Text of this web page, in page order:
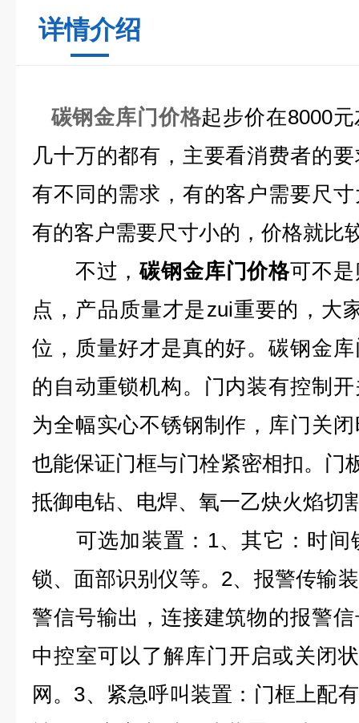
详情介绍
碳钢金库门价格起步价在8000
几十万的都有，主要看消费者的
有不同的需求，有的客户需要尺
有的客户需要尺寸小的，价格就比
不过，碳钢金库门价格可不
点，产品质量才是zui重要的，大
位，质量好才是真的好。碳钢金
的自动重锁机构。门内装有控制
为全幅实心不锈钢制作，库门关
也能保证门框与门栓紧密相扣。门
抵御电钻、电焊、氧一乙炔火焰切
可选加装置：1、其它：时间
锁、面部识别仪等。2、报警传输
警信号输出，连接建筑物的报警
中控室可以了解库门开启或关闭
网。3、紧急呼叫装置：门框上配